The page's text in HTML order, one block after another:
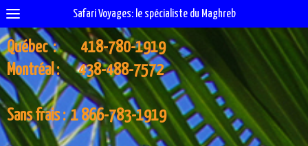
Safari Voyages: le spécialiste du Maghreb
Québec : 418-780-1919
Montréal : 438-488-7572
Sans frais : 1 866-783-1919